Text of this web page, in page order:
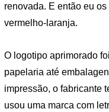
renovada. E então eu
vermelho-laranja.
O logotipo aprimorado
papelaria até
impressão, o fabricante
usou uma marca com